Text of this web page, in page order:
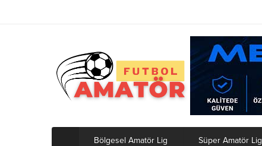
Bölgesel Amatör Lig Süper Amatör Lig